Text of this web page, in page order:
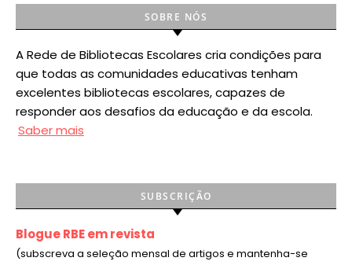
SOBRE NÓS
A Rede de Bibliotecas Escolares cria condições para
que todas as comunidades educativas tenham
excelentes bibliotecas escolares, capazes de
responder aos desafios da educação e da escola.
Saber mais
SUBSCRIÇÃO
Blogue RBE em revista
(subscreva a seleção mensal de artigos e mantenha-se